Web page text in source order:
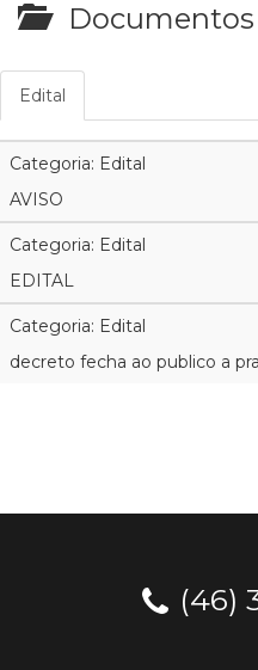
Documentos
Edital
Categoria: Edital
AVISO
Categoria: Edital
EDITAL
Categoria: Edital
decreto fecha ao publico a
(46)